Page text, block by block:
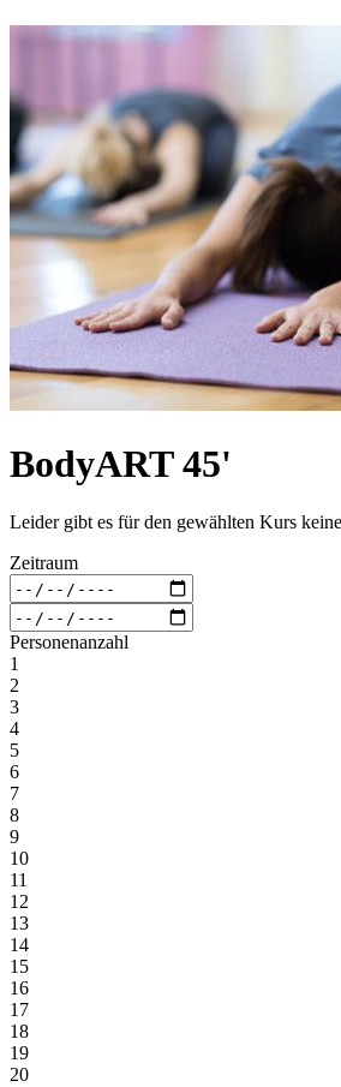
BodyART 45'
Leider gibt es für den gewählten Kurs
Zeitraum
Personenanzahl
1
2
3
4
5
6
7
8
9
10
11
12
13
14
15
16
17
18
19
20